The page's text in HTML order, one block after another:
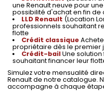
une Renault neuve pour
possibilité d'achat en fin de
LLD Renault (Location
professionnels souhaitant
flotte
Crédit classique
propriétaire dès le premier
Crédit-bailUne solution
souhaitant financer leur
Simulez votre mensualité
Renault de notre catalogue.
accompagne à chaque